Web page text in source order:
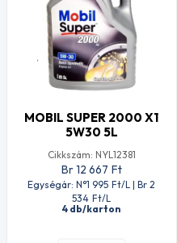
MOBIL SUPER 2000 X1
5W30 5L
Cikkszám: NYL12381
Br 12 667 Ft
Egységár: N°1 995 Ft/L | Br 2
534 Ft/L
4 db/karton